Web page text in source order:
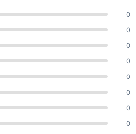
0
0
0
0
0
0
0
0